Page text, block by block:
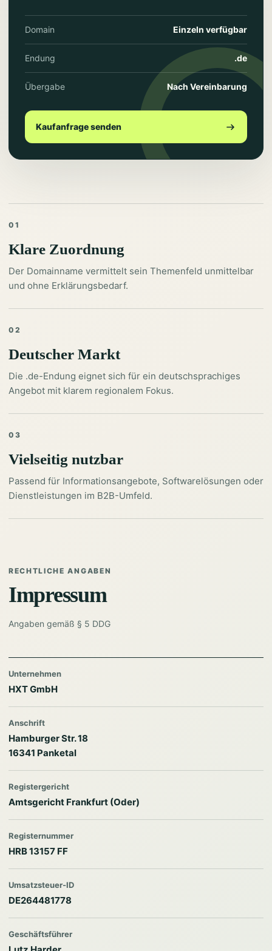
Domain Einzeln verfügbar
Endung .de
Übergabe Nach Vereinbarung
Kaufanfrage senden
01
Klare Zuordnung
Der Domainname vermittelt sein Themenfeld unmittelbar
und ohne Erklärungsbedarf.
02
Deutscher Markt
Die .de-Endung eignet sich für ein deutschsprachiges
Angebot mit klarem regionalem Fokus.
03
Vielseitig nutzbar
Passend für Informationsangebote, Softwarelösungen oder
Dienstleistungen im B2B-Umfeld.
RECHTLICHE ANGABEN
Impressum
Angaben gemäß § 5 DDG
Unternehmen
HXT GmbH
Anschrift
Hamburger Str. 18
16341 Panketal
Registergericht
Amtsgericht Frankfurt (Oder)
Registernummer
HRB 13157 FF
Umsatzsteuer-ID
DE264481778
Geschäftsführer